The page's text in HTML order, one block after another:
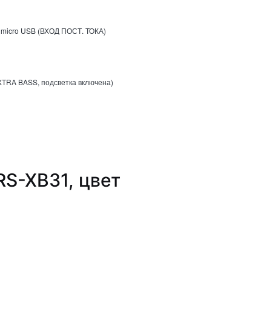
USB (ВХОД ПОСТ. ТОКА)
BASS, подсветка включена)
XB31, цвет